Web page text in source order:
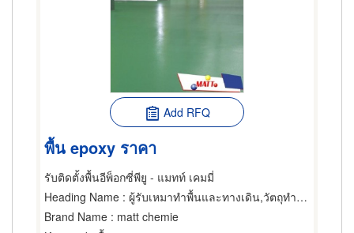
Add RFQ
พื้น epoxy ราคา
รับติดตั้งพื้นอีพ็อกซี่พียู - แมทท์ เคมมี่
Heading Name : ผู้รับเหมาทำพื้นและทางเดิน,วัตถุทำพื้น,ผู้จำหน่ายและรับเหมาปูวัสดุปูพื้น
Brand Name : matt chemie